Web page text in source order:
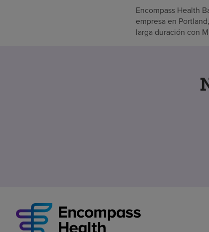
Encompass Health
empresa en
larga duración con